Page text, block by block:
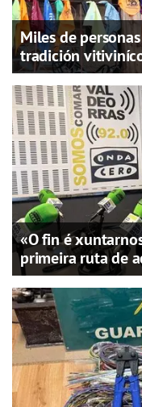
Miles de
tradición
«O fin é
primeira ruta de